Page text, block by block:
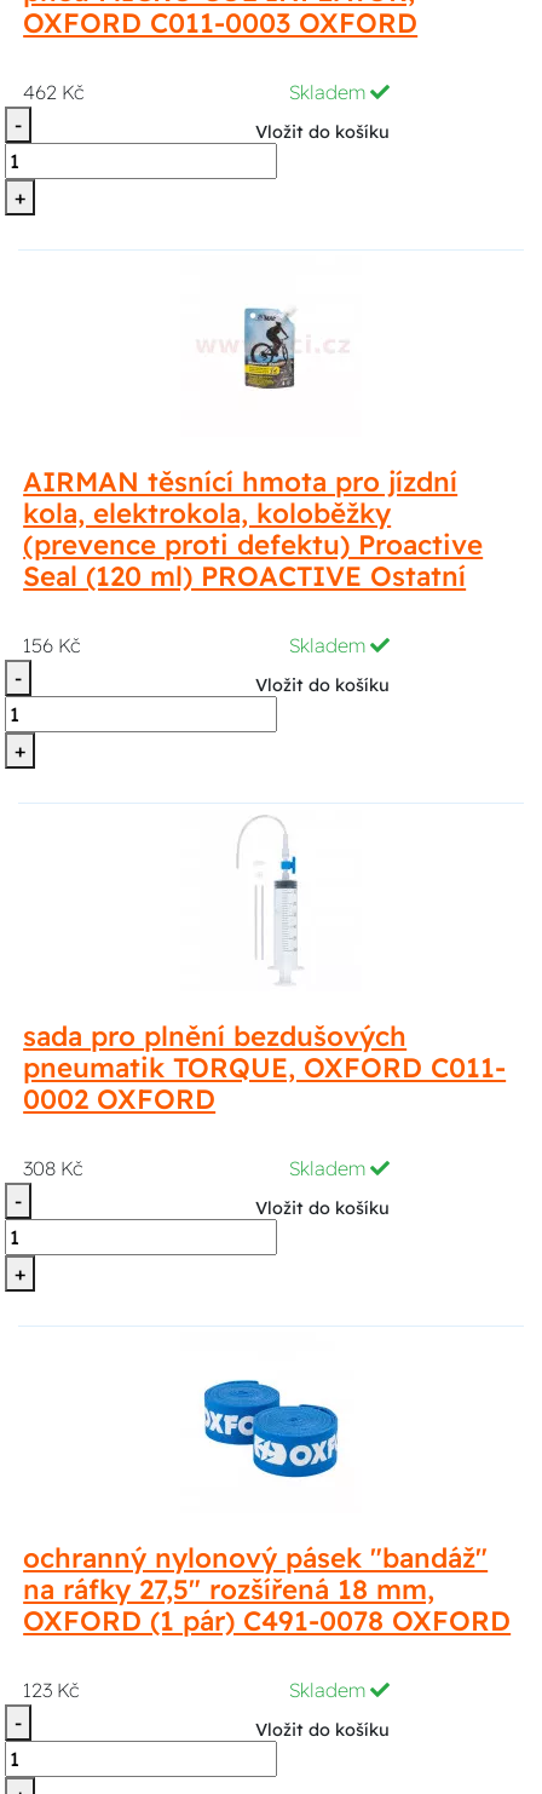
OXFORD C011-0003 OXFORD
462 Kč
Skladem
-
+
Vložit do košíku
AIRMAN těsnící hmota pro jízdní
kola, elektrokola, koloběžky
(prevence proti defektu) Proactive
Seal (120 ml) PROACTIVE Ostatní
156 Kč
Skladem
-
+
Vložit do košíku
sada pro plnění bezdušových
pneumatik TORQUE, OXFORD C011-
0002 OXFORD
308 Kč
Skladem
-
+
Vložit do košíku
ochranný nylonový pásek "bandáž"
na ráfky 27,5" rozšířená 18 mm,
OXFORD (1 pár) C491-0078 OXFORD
123 Kč
Skladem
-
Vložit do košíku